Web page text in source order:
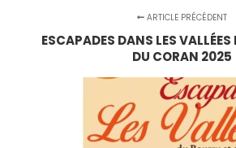
ARTICLE PRÉCÉDENT
ESCAPADES DANS LES VALLÉES
DU CORAN 2025